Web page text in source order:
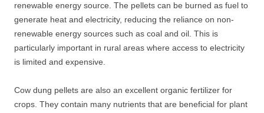
renewable energy source. The pellets can be burned as fuel to
generate heat and electricity, reducing the reliance on non-
renewable energy sources such as coal and oil. This is
particularly important in rural areas where access to electricity
is limited and expensive.
Cow dung pellets are also an excellent organic fertilizer for
crops. They contain many nutrients that are beneficial for plant